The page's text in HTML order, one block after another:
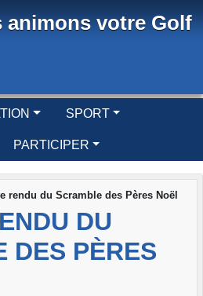
animons votre Golf
SPORT
PARTICIPER
rendu du Scramble des Pères Noël
DU
DES PÈRES